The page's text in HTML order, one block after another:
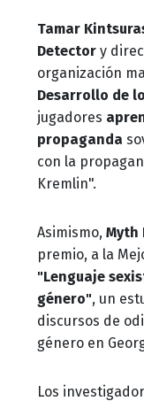
Tamar
Detector y
organización
Desarrollo de
jugadores
propaganda
con la
Kremlin".
Asimismo, Myth
premio, a la
"Lenguaje
género", un
discursos de
género en
Los